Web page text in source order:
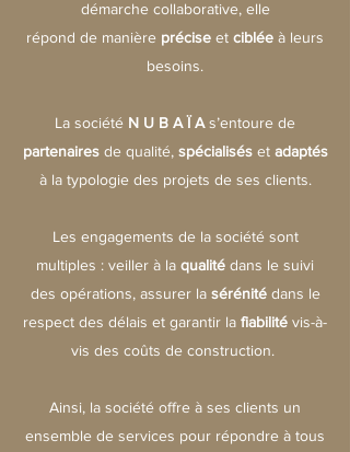
démarche collaborative, elle
répond de manière précise et ciblée à leurs
besoins.
La société N U B A Ï As’entoure de
partenaires de qualité, spécialisés et adaptés
à la typologie des projets de ses clients.
Les engagements de la société sont
multiples : veiller à la qualité dans le suivi
des opérations, assurer la sérénité dans le
respect des délais et garantir la fiabilité vis-à-
vis des coûts de construction.
Ainsi, la société offre à ses clients un
ensemble de services pour répondre à tous